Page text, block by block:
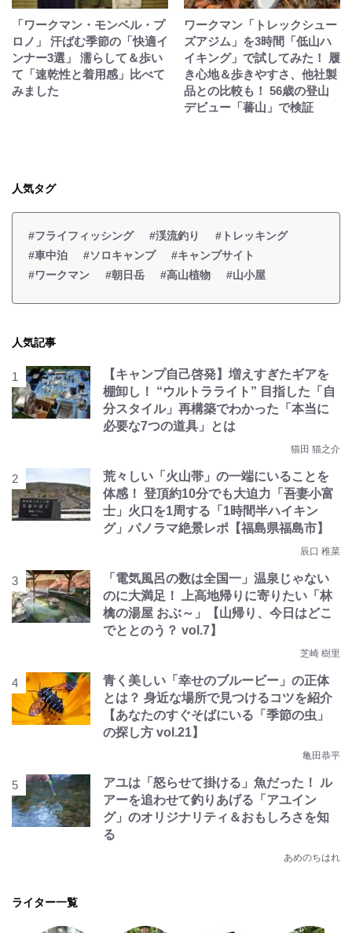
「ワークマン・モンベル・プ
ロノ」 汗ばむ季節の「快適イ
ンナー3選」 濡らして＆歩い
て「速乾性と着用感」比べて
みました
ワークマン「トレックシュー
ズアジム」を3時間「低山ハ
イキング」で試してみた！ 履
き心地＆歩きやすさ、他社製
品との比較も！ 56歳の登山
デビュー「蕃山」で検証
人気タグ
#フライフィッシング #渓流釣り
#トレッキング
#車中泊
#ソロキャンプ
#キャンプサイト
#ワークマン
#朝日岳 #高山植物 #山小屋
人気記事
【キャンプ自己啓発】増えすぎたギアを
棚卸し！ “ウルトラライト” 目指した「自
分スタイル」再構築でわかった「本当に
必要な7つの道具」とは
猫田 猫之介
荒々しい「火山帯」の一端にいることを
体感！ 登頂約10分でも大迫力「吾妻小富
士」火口を1周する「1時間半ハイキン
グ」パノラマ絶景レポ【福島県福島市】
辰口 稚菜
「電気風呂の数は全国一」温泉じゃない
のに大満足！ 上高地帰りに寄りたい「林
檎の湯屋 おぶ～」【山帰り、今日はどこ
でととのう？ vol.7】
芝崎 樹里
青く美しい「幸せのブルービー」の正体
とは？ 身近な場所で見つけるコツを紹介
【あなたのすぐそばにいる「季節の虫」
の探し方 vol.21】
亀田恭平
アユは「怒らせて掛ける」魚だった！ ル
アーを追わせて釣りあげる「アユイン
グ」のオリジナリティ＆おもしろさを知
る
あめのちはれ
ライター一覧